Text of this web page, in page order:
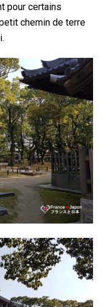
pour certains
chemin de terre